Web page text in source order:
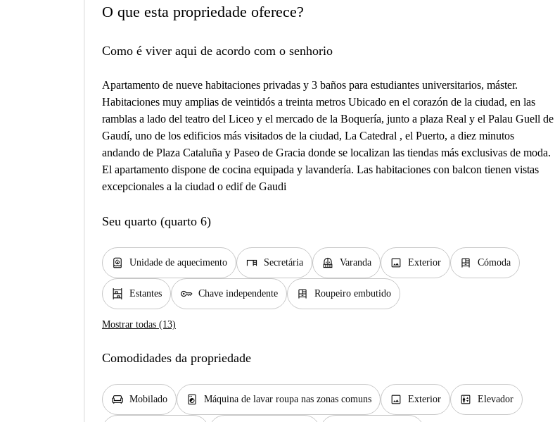
O que esta propriedade oferece?
Como é viver aqui de acordo com o senhorio
Apartamento de nueve habitaciones privadas y 3 baños para estudiantes universitarios, máster.
Habitaciones muy amplias de veintidós a treinta metros Ubicado en el corazón de la ciudad, en las
ramblas a lado del teatro del Liceo y el mercado de la Boquería, junto a plaza Real y el Palau Guell de
Gaudí, uno de los edificios más visitados de la ciudad, La Catedral , el Puerto, a diez minutos
andando de Plaza Cataluña y Paseo de Gracia donde se localizan las tiendas más exclusivas de moda.
El apartamento dispone de cocina equipada y lavandería. Las habitaciones con balcon tienen vistas
excepcionales a la ciudad o edif de Gaudi
Seu quarto (quarto 6)
water_heater Unidade de aquecimento desk Secretária balcony Varanda image Exterior dresser Cómoda
shelves Estantes key Chave independente dresser Roupeiro embutido
Mostrar todas (13)
Comodidades da propriedade
chair Mobilado local_laundry_service Máquina de lavar roupa nas zonas comuns image Exterior elevator Elevador